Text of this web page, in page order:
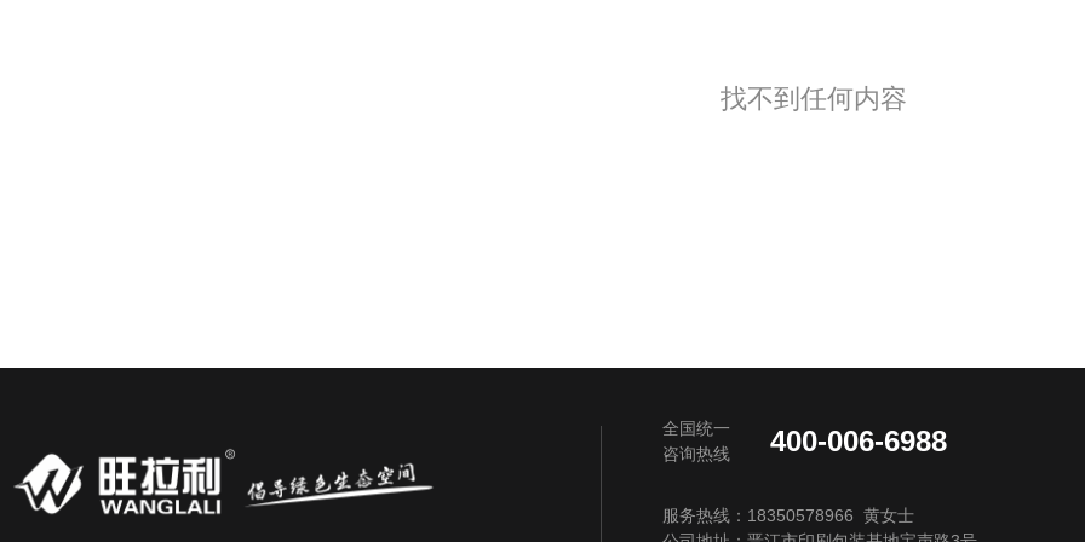
找不到任何内容
全国统一
咨询热线
400-006-6988
服务热线：18350578966 黄女士